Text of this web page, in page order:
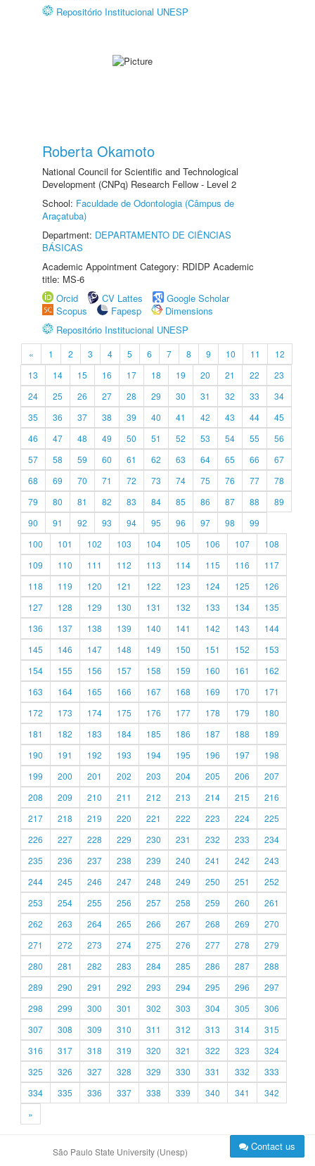
Repositório Institucional UNESP
Roberta Okamoto
National Council for Scientific and Technological
Development (CNPq) Research Fellow - Level 2
School: Faculdade de Odontologia (Câmpus de
Araçatuba)
Department: DEPARTAMENTO DE CIÊNCIAS
BÁSICAS
Academic Appointment Category: RDIDP Academic
title: MS-6
Orcid
CV Lattes
Google Scholar
Scopus
Fapesp
Dimensions
Repositório Institucional UNESP
« 1 2 3 4 5 6 7 8 9 10 11
12
13
14 15 16 17 18 19 20 21 22
23
24
25 26 27 28 29 30 31 32 33
34
35
36 37 38 39 40 41 42 43 44
45
46
47 48 49 50 51 52 53 54 55
56
57
58 59 60 61 62 63 64 65 66
67
68
69 70 71 72 73 74 75 76 77
78
79
80 81 82 83 84 85 86 87 88
89
90
91 92 93 94 95 96 97 98
99
100
101 102 103 104 105 106 107
108
109
110 111 112 113 114 115 116
117
118
119 120 121 122 123 124 125
126
127
128 129 130 131 132 133 134
135
136
137 138 139 140 141 142 143
144
145
146 147 148 149 150 151 152
153
154
155 156 157 158 159 160 161
162
163
164 165 166 167 168 169 170
171
172
173 174 175 176 177 178 179
180
181
182 183 184 185 186 187 188
189
190
191 192 193 194 195 196 197
198
199
200 201 202 203 204 205 206
207
208
209 210 211 212 213 214 215
216
217
218 219 220 221 222 223 224
225
226
227 228 229 230 231 232 233
234
235
236 237 238 239 240 241 242
243
244
245 246 247 248 249 250 251
252
253
254 255 256 257 258 259 260
261
262
263 264 265 266 267 268 269
270
271
272 273 274 275 276 277 278
279
280
281 282 283 284 285 286 287
288
289
290 291 292 293 294 295 296
297
298
299 300 301 302 303 304 305
306
307
308 309 310 311 312 313 314
315
316
317 318 319 320 321 322 323
324
325
326 327 328 329 330 331 332
333
334
335 336 337 338 339 340 341
342
»
São Paulo State University (Unesp) Contact us